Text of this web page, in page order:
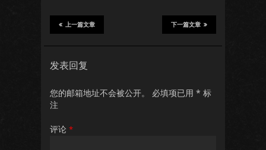
下一篇文章
上一篇文章
发表回复
您的邮箱地址不会被公开。 必填项已用 * 标
注
评论 *